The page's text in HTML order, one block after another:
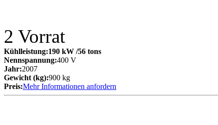
2 Vorrat
Kühlleistung:190 kW /56 tons
Nennspannung:400 V
Jahr:2007
Gewicht (kg):900 kg
Preis:Mehr Informationen anfordern